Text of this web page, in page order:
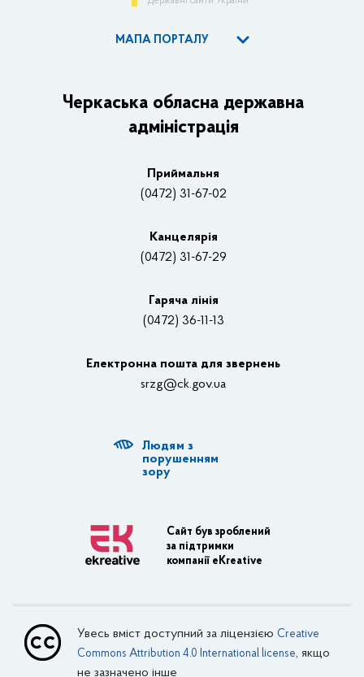
МАПА ПОРТАЛУ
Керівництво адміністрації
Основні завдання та нормативно-правові засади
Нагороди
Контакти
Відеотрансляції
Структурні підрозділи ОДА
Діяльність ОДА
Транспортна інфраструктура
Внутрішній водний транспорт
Черкаська обласна державна
адміністрація
Приймальня
(0472) 31-67-02
Канцелярiя
(0472) 31-67-29
Гаряча лінія
(0472) 36-11-13
Електронна пошта для звернень
srzg@ck.gov.ua
Людям з
порушенням
зору
Сайт був зроблений
за підтримки
компанії eKreative
Увесь вміст доступний за ліцензією Creative
Commons Attribution 4.0 International license, якщо
не зазначено інше